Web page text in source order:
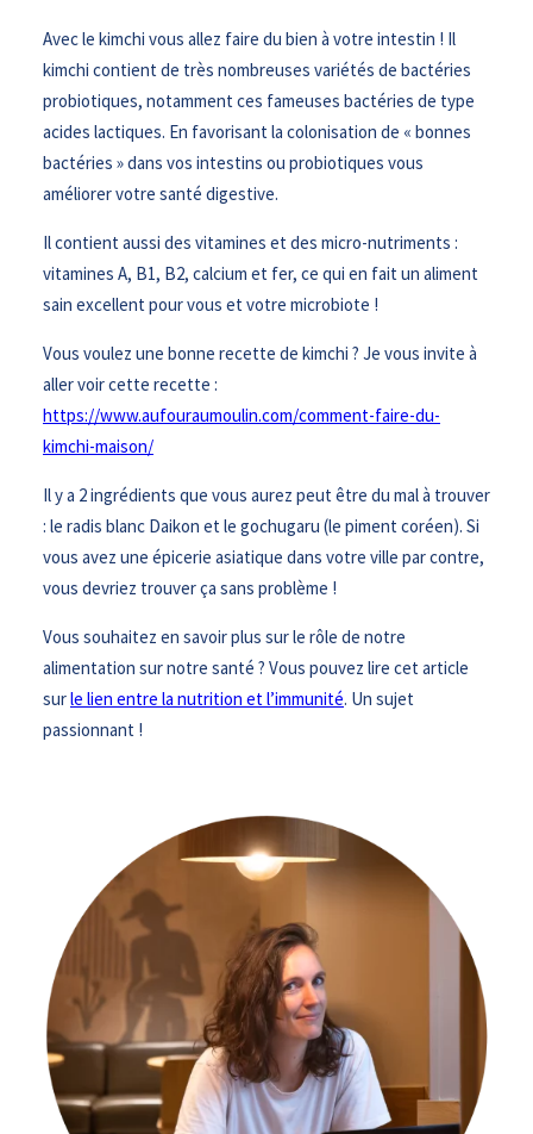
Avec le kimchi vous allez faire du bien à votre intestin ! Il
kimchi contient de très nombreuses variétés de bactéries
probiotiques, notamment ces fameuses bactéries de type
acides lactiques. En favorisant la colonisation de « bonnes
bactéries » dans vos intestins ou probiotiques vous
améliorer votre santé digestive.
Il contient aussi des vitamines et des micro-nutriments :
vitamines A, B1, B2, calcium et fer, ce qui en fait un aliment
sain excellent pour vous et votre microbiote !
Vous voulez une bonne recette de kimchi ? Je vous invite à
aller voir cette recette :
https://www.aufouraumoulin.com/comment-faire-du-
kimchi-maison/
Il y a 2 ingrédients que vous aurez peut être du mal à trouver
: le radis blanc Daikon et le gochugaru (le piment coréen). Si
vous avez une épicerie asiatique dans votre ville par contre,
vous devriez trouver ça sans problème !
Vous souhaitez en savoir plus sur le rôle de notre
alimentation sur notre santé ? Vous pouvez lire cet article
surle lien entre la nutrition et l’immunité. Un sujet
passionnant !